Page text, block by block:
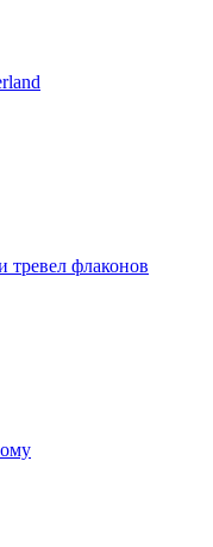
тревел флаконов